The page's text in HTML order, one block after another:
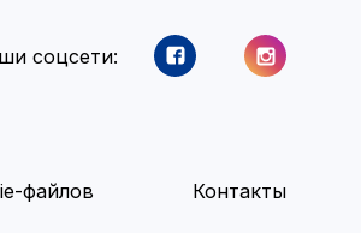
соцсети:
файлов Контакты